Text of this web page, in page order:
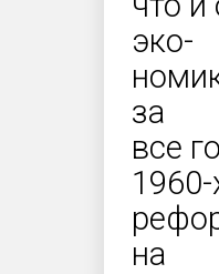
эко-
за
все
1960-
на